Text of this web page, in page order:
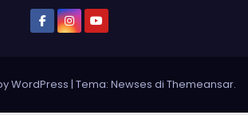
WordPress | Tema: Newses di Themeansar.